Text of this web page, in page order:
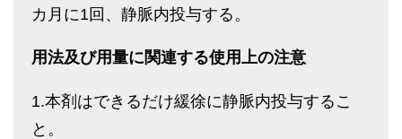
カ月に1回、静脈内投与する。
用法及び用量に関連する使用上の注意
1.本剤はできるだけ緩徐に静脈内投与するこ
と。